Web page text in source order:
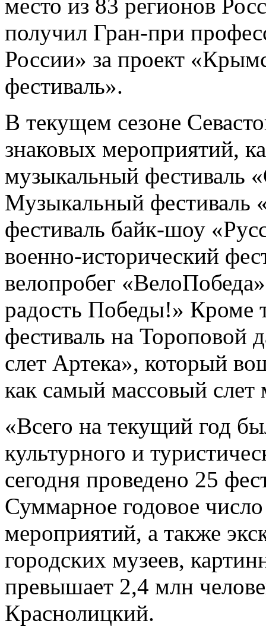
место из 83 регионов
получил Гран-при
России» за проект
фестиваль».
В текущем сезоне
знаковых мероприятий,
музыкальный фестиваль
Музыкальный
фестиваль байк-шоу
военно-исторический
велопробег
радость Победы!» Кроме
фестиваль на Тороповой
слет Артека», который
как самый массовый
«Всего на текущий год
культурного и
сегодня проведено 25
Суммарное годовое
мероприятий, а также
городских музеев,
превышает 2,4 млн
Краснолицкий.